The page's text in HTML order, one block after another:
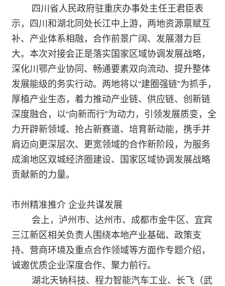
四川省人民政府驻重庆办事处主任王君臣表
示，四川和湖北同处长江中上游，两地资源禀赋互
补、产业体系相融，合作前景广阔、发展潜力巨
大。本次对接会正是落实国家区域协调发展战略，
深化川鄂产业协同、畅通要素双向流动、提升整体
发展能级的务实行动。两地将以“建圈强链”为抓手，
厚植产业生态，着力推动产业链、供应链、创新链
深度融合，以“向新而行”为动力，引领发展质变，全
力开辟新领域、抢占新赛道、培育新动能，携手并
肩迈向更深层次、更宽领域的合作新阶段，为服务
成渝地区双城经济圈建设、国家区域协调发展战略
贡献新的力量。
市州精准推介 企业共谋发展
会上，泸州市、达州市、成都市金牛区、宜宾
三江新区相关负责人围绕本地产业基础、政策支
持、营商环境及重点合作领域等方面作专题介绍，
诚邀优质企业深度合作、聚力前行。
湖北天钠科技、程力智能汽车工业、长飞（武